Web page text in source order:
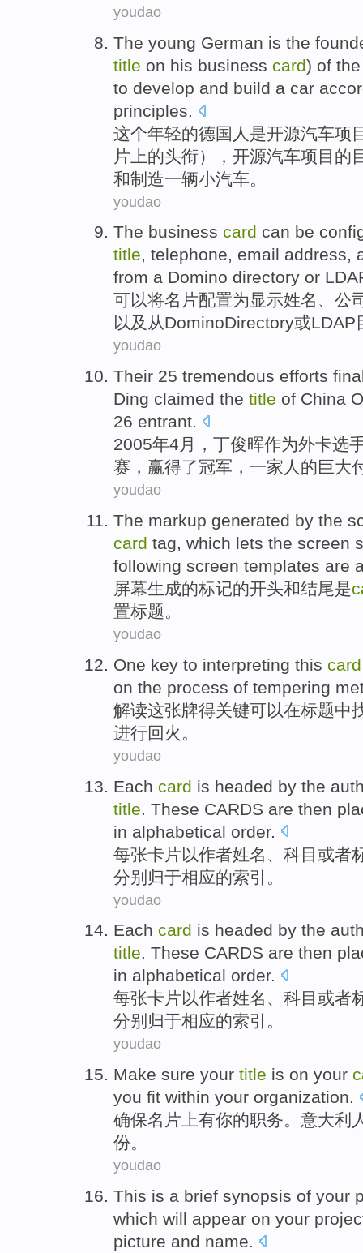
youdao
The young German is the
title on his business card) of
to develop and build a car
principles
这个年轻的德国人 是开源汽车项
片 上的头衔）， 开源汽车项目的
和制造一辆小汽车。
youdao
The business card can be
title, telephone, email address,
from a Domino directory or
可以将名片配置为显示姓名 、 公
以及 从DominoDirectory或LDAP
youdao
Their 25 tremendous efforts
Ding claimed the title of China
26 entrant.
2005年4月 ， 丁俊晖作为外卡选
赛 ，赢得了冠军 ，一家人 的巨大
youdao
The markup generated by the
card tag, which lets the screen
following screen templates are
屏幕生成的标记的开头和结尾是
置标题。
youdao
One key to interpreting this card
on the process of tempering
解读这张牌得关键可以在标题中
进行回火。
youdao
Each card is headed by the
title These CARDS are then
in alphabetical order.
每张卡片 以作者姓名 科目或者
分别归于相应的索引 。
youdao
Each card is headed by the
title. These CARDS are then
in alphabetical order.
每张卡片以作者姓名 、 科目或者
分别归于相应的索引 。
youdao
Make sure your title is on your
you fit within your organization.
确保名片 上有你的职务。 意大利
份。
youdao
This is a brief synopsis of your
which will appear on your
picture and name.